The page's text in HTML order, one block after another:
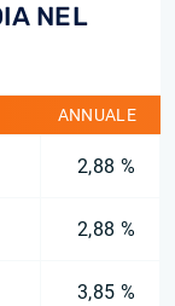
NEL
ANNUALE
2,88 %
2,88 %
3,85 %